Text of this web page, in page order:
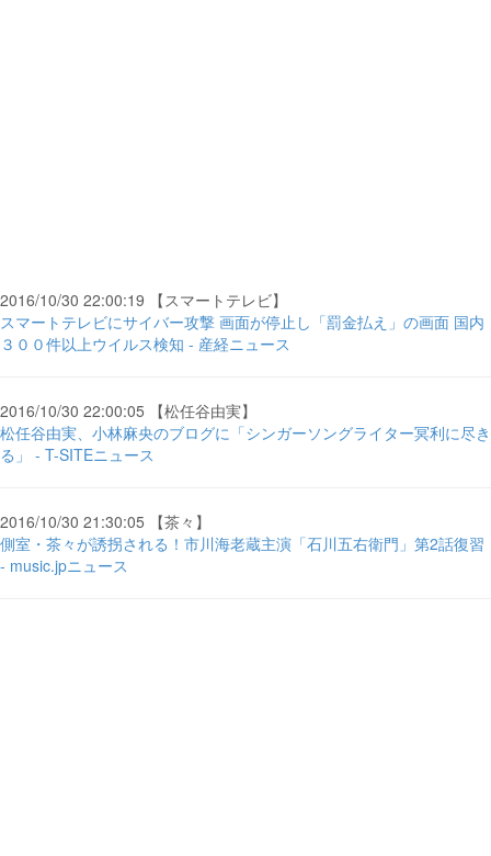
2016/10/30 22:00:19 【スマートテレビ】
スマートテレビにサイバー攻撃 画面が停止し「罰金払え」の画面 国内
３００件以上ウイルス検知 - 産経ニュース
2016/10/30 22:00:05 【松任谷由実】
松任谷由実、小林麻央のブログに「シンガーソングライター冥利に尽き
る」 - T-SITEニュース
2016/10/30 21:30:05 【茶々】
側室・茶々が誘拐される！市川海老蔵主演「石川五右衛門」第2話復習
- music.jpニュース